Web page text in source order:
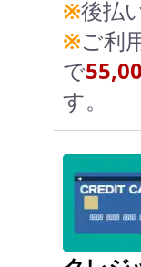
※後払
※ご利
で
す。